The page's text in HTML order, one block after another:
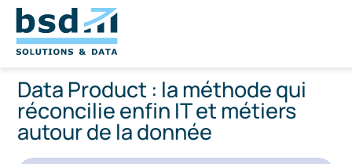
Data Product : la méthode qui
réconcilie enfin IT et métiers
autour de la donnée